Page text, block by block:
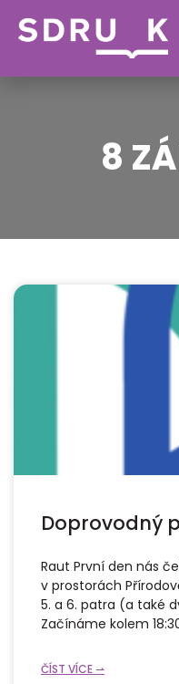
8
Doprovodný
Raut První den nás
v prostorách
5. a 6. patra (a také
Začínáme kolem
ČÍST VÍCE ⇀